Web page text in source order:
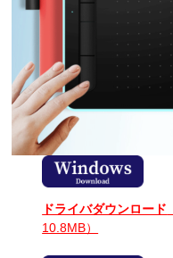
ドライバダウンロード
10.8MB）